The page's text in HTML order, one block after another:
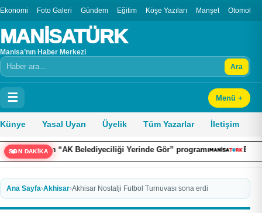
Ekonomi Foto Galeri Gündem Eğitim Köşe Yazıları Manşet Otomobil
MANİSATÜRK
Manisa’nın Haber Merkezi
Arama Ara
☰ Menü +
Künye Yasal Uyarı Üyelik Tüm Yazarlar İletişim
SON DAKİKA
“AK Belediyeciliği Yerinde Gör” programı Başkan
Ana Sayfa›Akhisar›Akhisar Nostalji Futbol Turnuvası sona erdi